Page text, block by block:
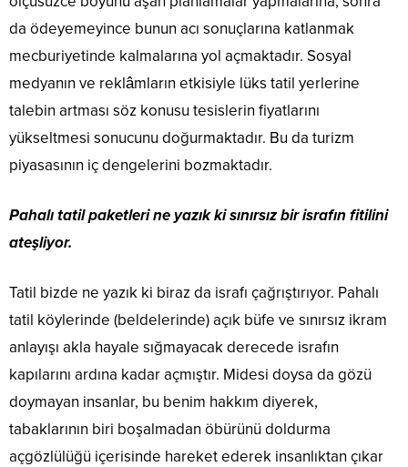
da ödeyemeyince bunun acı sonuçlarına katlanmak
mecburiyetinde kalmalarına yol açmaktadır. Sosyal
medyanın ve reklâmların etkisiyle lüks tatil yerlerine
talebin artması söz konusu tesislerin fiyatlarını
yükseltmesi sonucunu doğurmaktadır. Bu da turizm
piyasasının iç dengelerini bozmaktadır.
Pahalı tatil paketleri ne yazık ki sınırsız bir israfın fitilini
ateşliyor.
Tatil bizde ne yazık ki biraz da israfı çağrıştırıyor. Pahalı
tatil köylerinde (beldelerinde) açık büfe ve sınırsız ikram
anlayışı akla hayale sığmayacak derecede israfın
kapılarını ardına kadar açmıştır. Midesi doysa da gözü
doymayan insanlar, bu benim hakkım diyerek,
tabaklarının biri boşalmadan öbürünü doldurma
açgözlülüğü içerisinde hareket ederek insanlıktan çıkar